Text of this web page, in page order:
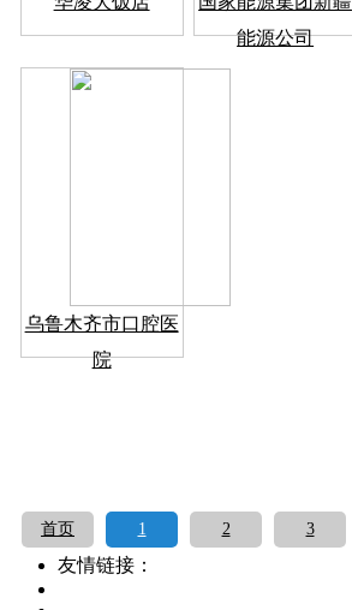
能源公司
乌鲁木齐市口腔医
院
首页 1 2 3
友情链接：